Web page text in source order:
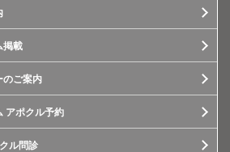
掲載
のご案内
アポクル予約
ル問診